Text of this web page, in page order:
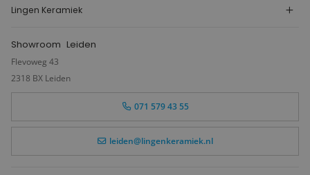
Lingen Keramiek
Showroom Leiden
Flevoweg 43
2318 BX Leiden
071 579 43 55
leiden@lingenkeramiek.nl